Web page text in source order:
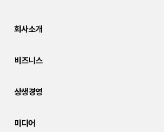
회사소개
비즈니스
상생경영
미디어